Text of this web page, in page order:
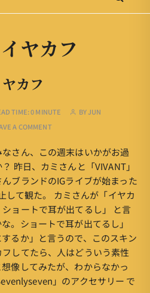
イヤカフ
カフ
TIME:0 MINUTE BYJUN
A COMMENT
さん、この週末はいかがお過
昨日、カミさんと「VIVANT」
ブランドのIGライブが始まった
して観た。 カミさんが「イヤカ
ョートで耳が出てるし」 と言
。ショートで耳が出てるし」
るか」と言うので、このスキン
してたら、人はどういう素性
像してみたが、わからなかっ
」のアクセサリー で